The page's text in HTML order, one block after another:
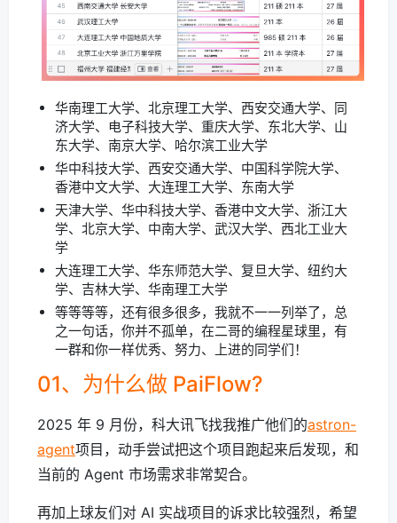
华南理工大学、北京理工大学、西安交通大学、同
济大学、电子科技大学、重庆大学、东北大学、山
东大学、南京大学、哈尔滨工业大学
华中科技大学、西安交通大学、中国科学院大学、
香港中文大学、大连理工大学、东南大学
天津大学、华中科技大学、香港中文大学、浙江大
学、北京大学、中南大学、武汉大学、西北工业大
学
大连理工大学、华东师范大学、复旦大学、纽约大
学、吉林大学、华南理工大学
等等等等，还有很多很多，我就不一一列举了，总
之一句话，你并不孤单，在二哥的编程星球里，有
一群和你一样优秀、努力、上进的同学们！
01、为什么做 PaiFlow?
2025 年 9 月份，科大讯飞找我推广他们的astron-
agent项目，动手尝试把这个项目跑起来后发现，和
当前的 Agent 市场需求非常契合。
再加上球友们对 AI 实战项目的诉求比较强烈，希望